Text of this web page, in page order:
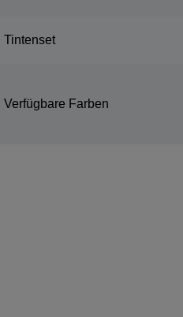
Tintenset
Verfügbare Farben